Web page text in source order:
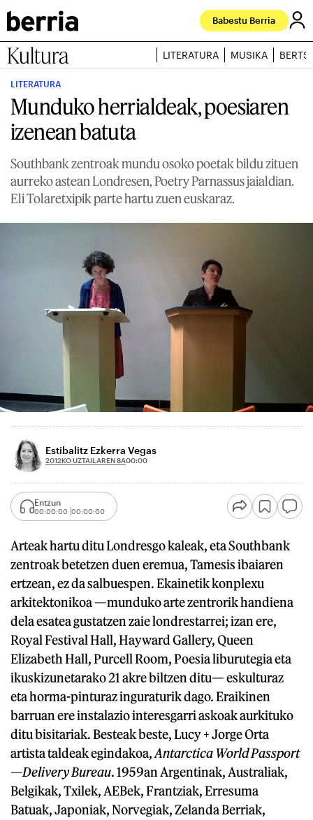
Babestu Berria
Kultura LITERATURA MUSIKA
LITERATURA
Munduko herrialdeak, poesiaren
izenean batuta
Southbank zentroak mundu osoko poetak bildu zituen
aurreko astean Londresen, Poetry Parnassus jaialdian.
Eli Tolaretxipik parte hartu zuen euskaraz.
Estibalitz Ezkerra Vegas
2012KO UZTAILAREN 8A00:00
Entzun
00:00:00 00:00:00
Arteak hartu ditu Londresgo kaleak, eta Southbank
zentroak betetzen duen eremua, Tamesis ibaiaren
ertzean, ez da salbuespen. Ekainetik konplexu
arkitektonikoa —munduko arte zentrorik handiena
dela esatea gustatzen zaie londrestarrei; izan ere,
Royal Festival Hall, Hayward Gallery, Queen
Elizabeth Hall, Purcell Room, Poesia liburutegia eta
ikuskizunetarako 21 akre biltzen ditu— eskulturaz
eta horma-pinturaz inguraturik dago. Eraikinen
barruan ere instalazio interesgarri askoak aurkituko
ditu bisitariak. Besteak beste, Lucy + Jorge Orta
artista taldeak egindakoa,Antarctica World Passport
—Delivery Bureau. 1959an Argentinak, Australiak,
Belgikak, Txilek, AEBek, Frantziak, Erresuma
Batuak, Japoniak, Norvegiak, Zelanda Berriak,